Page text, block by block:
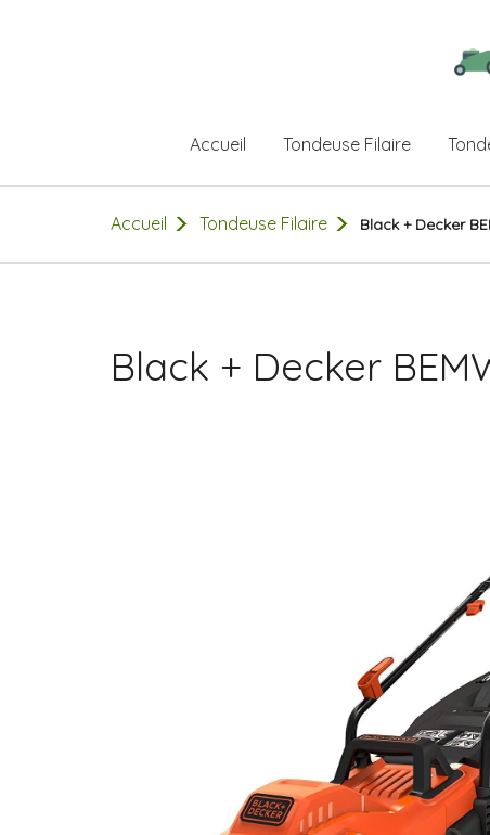
Accueil Tondeuse Filaire
Accueil Tondeuse Filaire Black + Decker
Black + Decker